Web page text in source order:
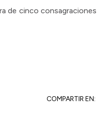
de cinco consagraciones
COMPARTIR EN: